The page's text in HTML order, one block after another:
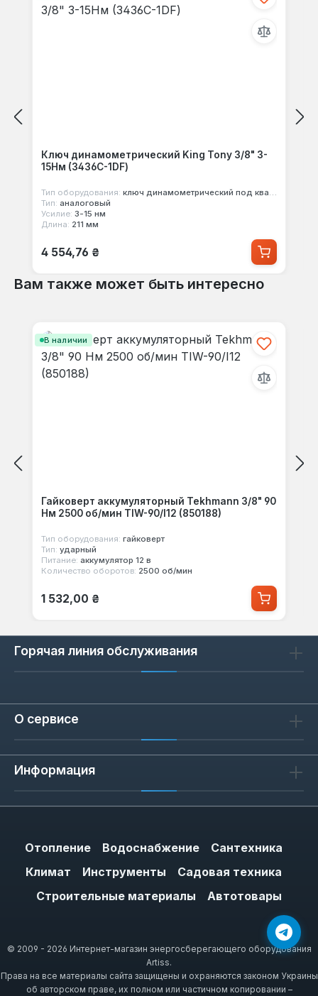
Ключ динамометрический King Tony 3/8" 3-
15Нм (3436C-1DF)
Тип оборудования: ключ динамометрический под квадрат
Тип: аналоговый
Усилие: 3-15 нм
Длина: 211 мм
Обычная цена:
4 554,76 ₴
Вам также может быть интересно
В наличии
Гайковерт аккумуляторный Tekhmann 3/8" 90
Нм 2500 об/мин TIW-90/I12 (850188)
Тип оборудования: гайковерт
Тип: ударный
Питание: аккумулятор 12 в
Количество оборотов: 2500 об/мин
Обычная цена:
1 532,00 ₴
Горячая линия обслуживания
О сервисе
Информация
Отопление Водоснабжение
Сантехника
Климат
Инструменты
Садовая техника
Строительные материалы
Автотовары
© 2009 - 2026 Интернет-магазин энергосберегающего оборудования
Artiss.
Права на все материалы сайта защищены и охраняются законом Украины
об авторском праве, их полном или частичном копировании –